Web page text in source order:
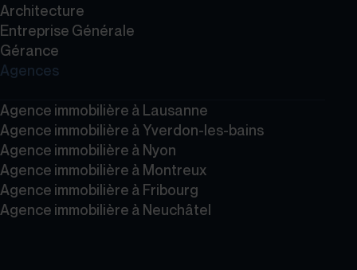
Architecture
Entreprise Générale
Gérance
Agences
Agence immobilière à Lausanne
Agence immobilière à Yverdon-les-bains
Agence immobilière à Nyon
Agence immobilière à Montreux
Agence immobilière à Fribourg
Agence immobilière à Neuchâtel